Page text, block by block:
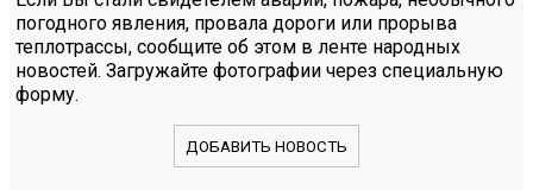
погодного явления, провала дороги или прорыва
теплотрассы, сообщите об этом в ленте народных
новостей. Загружайте фотографии через специальную
форму.
ДОБАВИТЬ НОВОСТЬ